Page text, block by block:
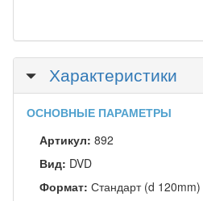
Скрыть
Характеристики
ОСНОВНЫЕ ПАРАМЕТРЫ
Артикул: 892
Вид: DVD
Формат: Стандарт (d 120mm)